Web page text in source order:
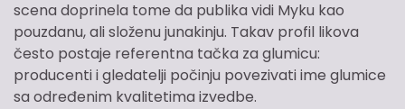
scena doprinela tome da publika vidi Myku kao
pouzdanu, ali složenu junakinju. Takav profil likova
često postaje referentna tačka za glumicu:
producenti i gledatelji počinju povezivati ime glumice
sa određenim kvalitetima izvedbe.